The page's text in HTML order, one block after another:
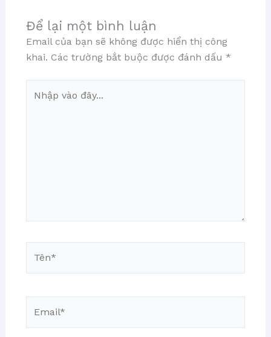
Để lại một bình luận
Email của bạn sẽ không được hiển thị công
khai. Các trường bắt buộc được đánh dấu *